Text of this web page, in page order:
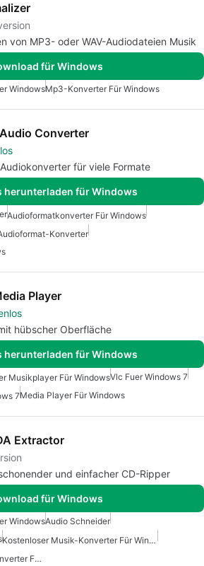
von MP3- oder WAV-Audiodateien Musik
für Windows
WindowsMp3-Konverter Für Windows
Converter
für viele Formate
herunterladen für Windows
Audioformatkonverter Für Windows
Konverter
Player
hübscher Oberfläche
herunterladen für Windows
Musikplayer Für WindowsVlc Fuer Windows 7
7Media Player Für Windows
Extractor
und einfacher CD-Ripper
für Windows
WindowsAudio Schneider
Kostenloser Musik-Konverter Für Windows
Kostenloser Audioformat-Konverter Für Windows